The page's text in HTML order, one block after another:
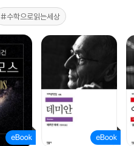
#수학으로읽는세상